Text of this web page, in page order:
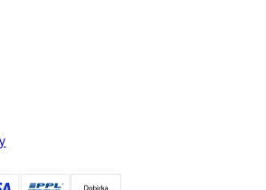
i při mrazivých teplotách.
zabraňuje pronikání studeného
dívčí zimní kombinézy jsou